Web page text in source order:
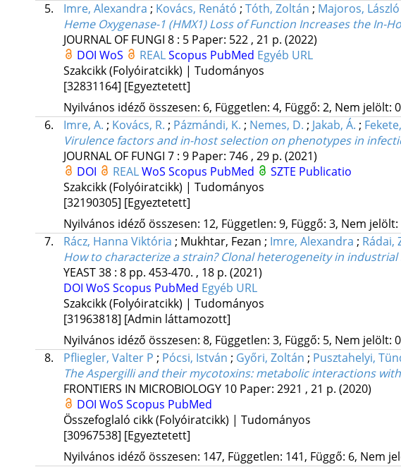
5.
Imre, Alexandra ; Kovács, Renátó ; Tóth, Zoltán ; Majoros, László
Heme Oxygenase-1 (HMX1) Loss of Function Increases the In-
JOURNAL OF FUNGI 8: 5 Paper: 522 , 21 p. (2022)
DOI WoS REALScopus PubMed Egyéb URL
Szakcikk (Folyóiratcikk) | Tudományos
[32831164] [Egyeztetett]
Nyilvános idéző összesen: 6, Független: 4, Függő: 2, Nem jelölt: 0
6.
Imre, A. ; Kovács, R. ; Pázmándi, K. ; Nemes, D. ; Jakab, Á. ;
Virulence factors and in-host selection on phenotypes in
JOURNAL OF FUNGI 7: 9 Paper: 746 , 29 p. (2021)
DOI
REALWoS Scopus PubMed
SZTE Publicatio
Szakcikk (Folyóiratcikk) | Tudományos
[32190305] [Egyeztetett]
Nyilvános idéző összesen: 12, Független: 9, Függő: 3, Nem jelölt:
7.
Rácz, Hanna Viktória ; Mukhtar, Fezan ; Imre, Alexandra ; Rádai,
How to characterize a strain? Clonal heterogeneity in
YEAST38: 8 pp. 453-470. , 18 p. (2021)
DOI WoS Scopus PubMed Egyéb URL
Szakcikk (Folyóiratcikk) | Tudományos
[31963818] [Admin láttamozott]
Nyilvános idéző összesen: 8, Független: 3, Függő: 5, Nem jelölt: 0
8.
Pfliegler, Valter P ; Pócsi, István ; Győri, Zoltán ; Pusztahelyi,
The Aspergilli and their mycotoxins: metabolic interactions
FRONTIERS IN MICROBIOLOGY 10 Paper: 2921 , 21 p. (2020)
DOI WoS Scopus PubMed
Összefoglaló cikk (Folyóiratcikk) | Tudományos
[30967538] [Egyeztetett]
Nyilvános idéző összesen: 147, Független: 141, Függő: 6, Nem